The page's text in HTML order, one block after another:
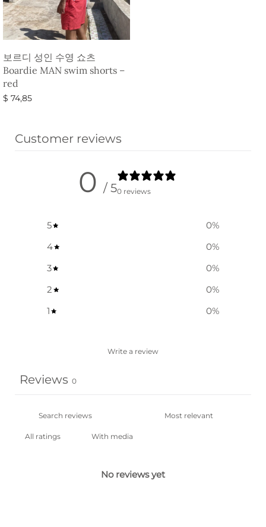
보르디 성인 수영 쇼츠
Boardie MAN swim shorts –
red
$ 74,85
Customer reviews
0 / 50 reviews
5 0%
4
0%
3
0%
2
0%
1
0%
Write a review
Reviews 0
With media
No reviews yet